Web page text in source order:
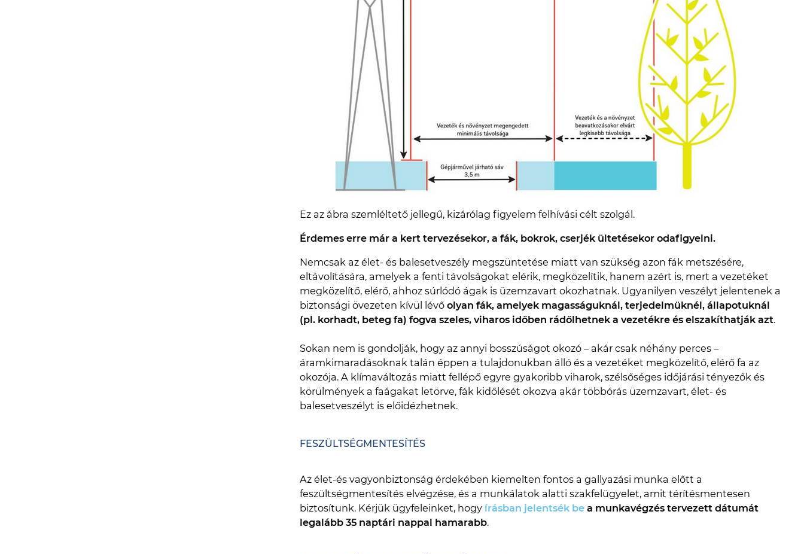
Ez az ábra szemléltető jellegű, kizárólag figyelem felhívási célt szolgál.
Érdemes erre már a kert tervezésekor, a fák, bokrok, cserjék ültetésekor odafigyelni.
Nemcsak az élet- és balesetveszély megszüntetése miatt van szükség azon fák metszésére,
eltávolítására, amelyek a fenti távolságokat elérik, megközelítik, hanem azért is, mert a vezetéket
megközelítő, elérő, ahhoz súrlódó ágak is üzemzavart okozhatnak. Ugyanilyen veszélyt jelentenek a
biztonsági övezeten kívül lévő olyan fák, amelyek magasságuknál, terjedelmüknél, állapotuknál
(pl. korhadt, beteg fa) fogva szeles, viharos időben rádőlhetnek a vezetékre és elszakíthatják azt.
Sokan nem is gondolják, hogy az annyi bosszúságot okozó – akár csak néhány perces –
áramkimaradásoknak talán éppen a tulajdonukban álló és a vezetéket megközelítő, elérő fa az
okozója. A klímaváltozás miatt fellépő egyre gyakoribb viharok, szélsőséges időjárási tényezők és
körülmények a faágakat letörve, fák kidőlését okozva akár többórás üzemzavart, élet- és
balesetveszélyt is előidézhetnek.
FESZÜLTSÉGMENTESÍTÉS
Az élet-és vagyonbiztonság érdekében kiemelten fontos a gallyazási munka előtt a
feszültségmentesítés elvégzése, és a munkálatok alatti szakfelügyelet, amit térítésmentesen
biztosítunk. Kérjük ügyfeleinket, hogy írásban jelentsék be a munkavégzés tervezett dátumát
legalább 35 naptári nappal hamarabb.